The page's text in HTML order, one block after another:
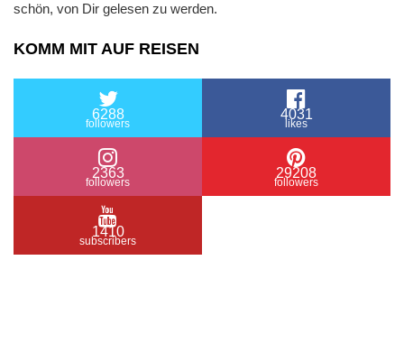
schön, von Dir gelesen zu werden.
KOMM MIT AUF REISEN
6288
followers
4031
likes
2363
followers
29208
followers
1410
subscribers